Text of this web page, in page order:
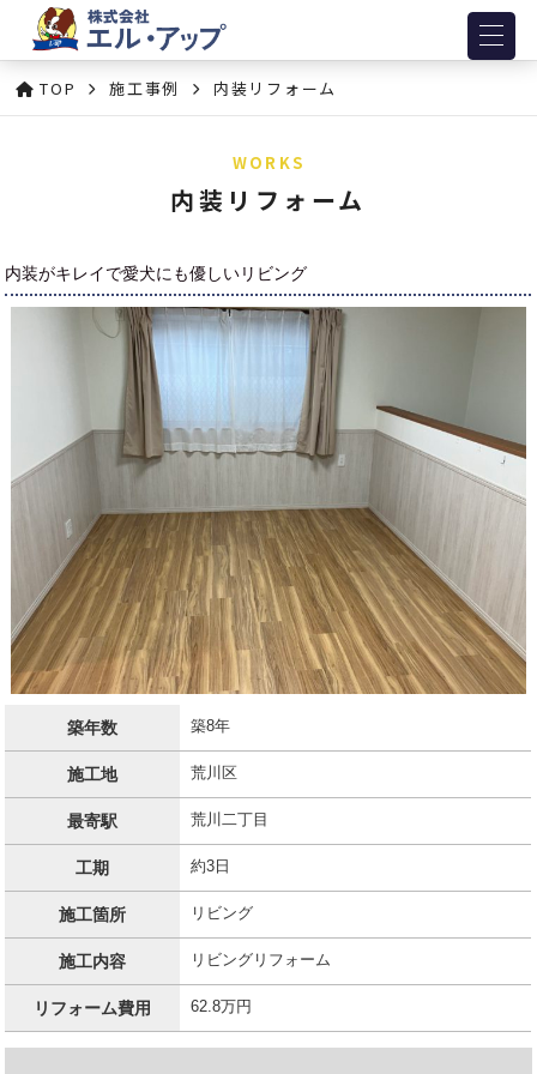
TOP 施工事例 内装リフォーム
WORKS
内装リフォーム
内装がキレイで愛犬にも優しいリビング
築年数 築8年
施工地 荒川区
最寄駅 荒川二丁目
工期 約3日
施工箇所 リビング
施工内容 リビングリフォーム
リフォーム費用 62.8万円